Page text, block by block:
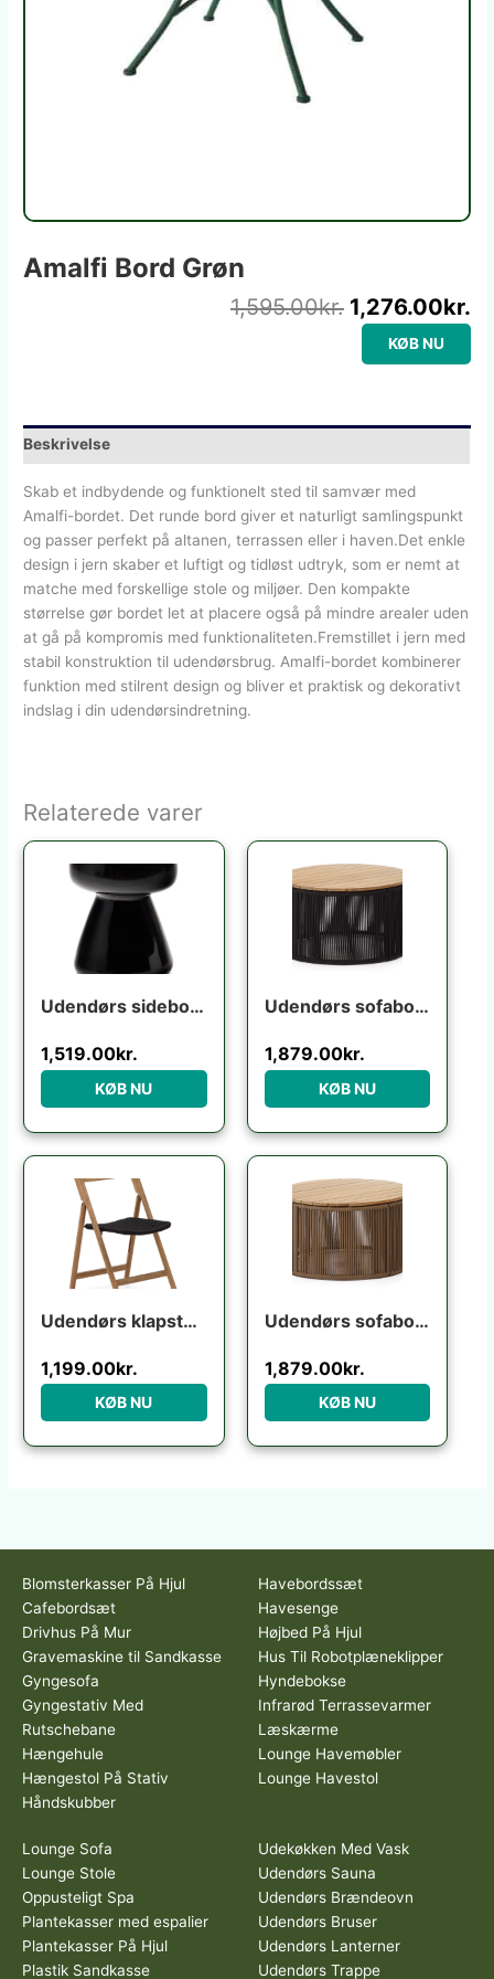
Amalfi Bord Grøn
1,595.00kr. 1,276.00kr.
KØB NU
Beskrivelse
Skab et indbydende og funktionelt sted til samvær med
Amalfi-bordet. Det runde bord giver et naturligt samlingspunkt
og passer perfekt på altanen, terrassen eller i haven.Det enkle
design i jern skaber et luftigt og tidløst udtryk, som er nemt at
matche med forskellige stole og miljøer. Den kompakte
størrelse gør bordet let at placere også på mindre arealer uden
at gå på kompromis med funktionaliteten.Fremstillet i jern med
stabil konstruktion til udendørsbrug. Amalfi-bordet kombinerer
funktion med stilrent design og bliver et praktisk og dekorativt
indslag i din udendørsindretning.
Relaterede varer
Udendørs sidebord Kave Home Manya sort fibercement 38x38x46 cm industrielt design
1,519.00kr.
KØB NU
Udendørs sofabord Kave Home Dandara rund Ø70 x H40 cm akacietræ og stål sort/beige
1,879.00kr.
KØB NU
Udendørs klapstol Kave Home Dandara i akacietræ foldbar UV-resistent flerfarvet rustik
1,199.00kr.
KØB NU
Udendørs sofabord Kave Home Dandara Ø70 x H40 cm stål/akaciatræ rustik
1,879.00kr.
KØB NU
Blomsterkasser På Hjul
Cafebordsæt
Drivhus På Mur
Gravemaskine til Sandkasse
Gyngesofa
Gyngestativ Med
Rutschebane
Hængehule
Hængestol På Stativ
Håndskubber
Havebordssæt
Havesenge
Højbed På Hjul
Hus Til Robotplæneklipper
Hyndebokse
Infrarød Terrassevarmer
Læskærme
Lounge Havemøbler
Lounge Havestol
Lounge Sofa
Lounge Stole
Oppusteligt Spa
Plantekasser med espalier
Plantekasser På Hjul
Plastik Sandkasse
Udekøkken Med Vask
Udendørs Sauna
Udendørs Brændeovn
Udendørs Bruser
Udendørs Lanterner
Udendørs Trappe